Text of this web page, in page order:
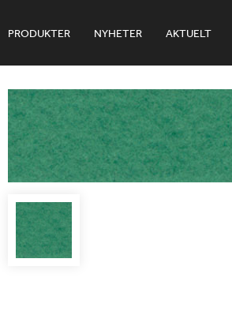
PRODUKTER NYHETER AKTUELT